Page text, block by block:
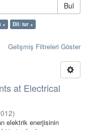
Bul
×
Dil: tur ×
Gelişmiş Filtreleri Göster
at Electrical
)
elektrik enerjisinin